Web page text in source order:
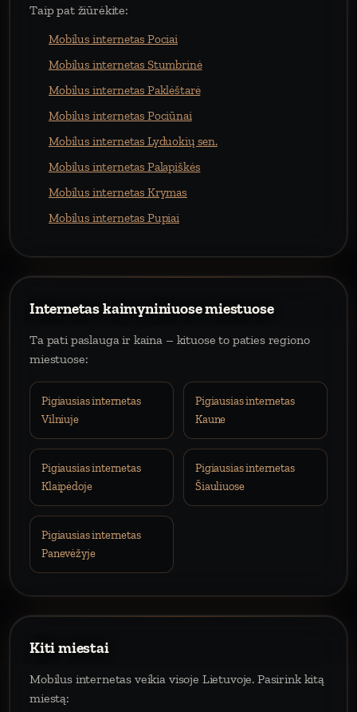
Taip pat žiūrėkite:
Mobilus internetas Pociai
Mobilus internetas Stumbrinė
Mobilus internetas Paklėštarė
Mobilus internetas Pociūnai
Mobilus internetas Lyduokių sen.
Mobilus internetas Palapiškės
Mobilus internetas Krymas
Mobilus internetas Pupiai
Internetas kaimyniniuose miestuose
Ta pati paslauga ir kaina – kituose to paties regiono
miestuose:
Pigiausias internetas
Vilniuje
Pigiausias internetas
Kaune
Pigiausias internetas
Klaipėdoje
Pigiausias internetas
Šiauliuose
Pigiausias internetas
Panevėžyje
Kiti miestai
Mobilus internetas veikia visoje Lietuvoje. Pasirink kitą
miestą: